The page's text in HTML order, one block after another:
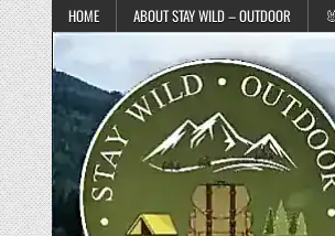
Skip to content
HOME ABOUT STAY WILD – OUTDOOR